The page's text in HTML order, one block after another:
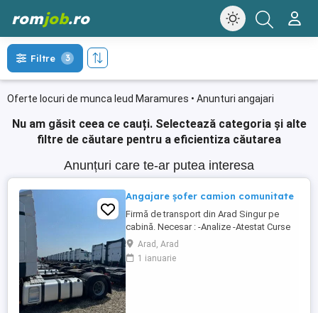
romjob.ro
Oferte locuri de munca Ieud Maramures • Anunturi angajari
Filtre 3
Nu am găsit ceea ce cauți. Selectează categoria și alte
filtre de căutare pentru a eficientiza căutarea
Anunțuri care te-ar putea interesa
Angajare șofer camion comunitate
Firmă de transport din Arad Singur pe
cabină. Necesar : -Analize -Atestat Curse
circuit in 15 zile 3 zile libere 30 zile 7 zile
libere 8 săptămâni 14 zile libere
Austria,Cehia,Germania,Belgia, Franța,
Arad, Arad
1 ianuarie